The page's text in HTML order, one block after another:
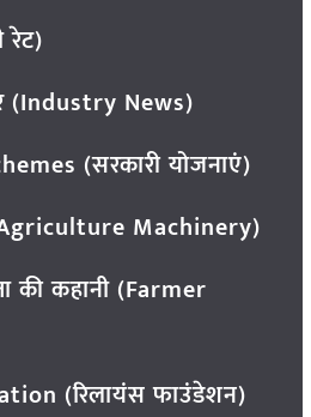
रेट)
(Industry News)
(सरकारी योजनाएं)
Machinery)
की कहानी (Farmer
(रिलायंस फाउंडेशन)